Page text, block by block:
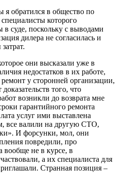
я обратился в общество по
которого
в суде, поскольку с выводами
дилера не согласилась и
они высказали уже в
недостатков в их работе,
у сторонней организации,
того, что
возникли до возврата мне
гарантийного ремонта
услуг ими выставлена
все валили на другую СТО,
И форсунки, мол, они
повредили, про
вообще не в курсе, в
а их специалиста для
Странная позиция –